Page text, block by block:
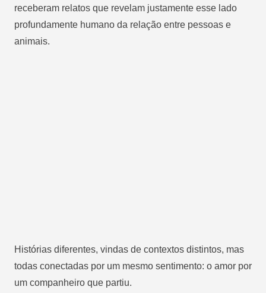
receberam relatos que revelam justamente esse lado
profundamente humano da relação entre pessoas e
animais.
Histórias diferentes, vindas de contextos distintos, mas
todas conectadas por um mesmo sentimento: o amor por
um companheiro que partiu.